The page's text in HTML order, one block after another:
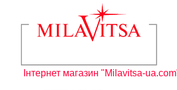
Інтернет магазин "Milavitsa-